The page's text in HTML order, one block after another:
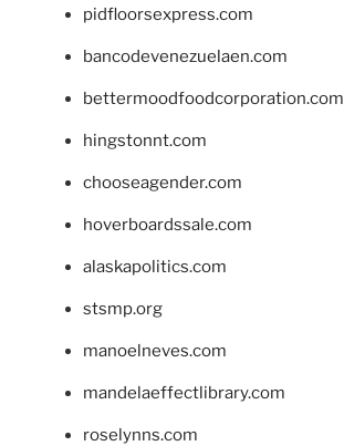
pidfloorsexpress.com
bancodevenezuelaen.com
bettermoodfoodcorporation.com
hingstonnt.com
chooseagender.com
hoverboardssale.com
alaskapolitics.com
stsmp.org
manoelneves.com
mandelaeffectlibrary.com
roselynns.com